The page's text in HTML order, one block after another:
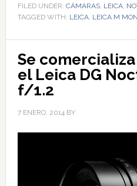
FILED UNDER: CÁMARAS, LEICA,
TAGGED WITH: LEICA, LEICA M
Se
el Leica DG
f/1.2
7 ENERO, 2014 BY